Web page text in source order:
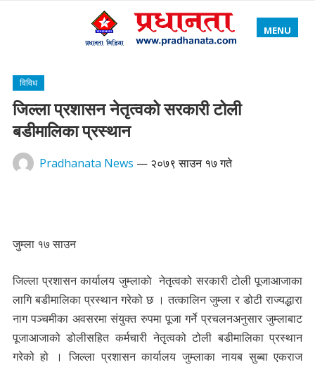
MENU
विविध
जिल्ला प्रशासन नेतृत्वको सरकारी टोली
बडीमालिका प्रस्थान
Pradhanata News — २०७९ साउन १७ गते
जुम्ला १७ साउन
जिल्ला प्रशासन कार्यालय जुम्लाकाे नेतृत्वको सरकारी टोली पूजाआजाका
लागि बडीमालिका प्रस्थान गरेको छ । तत्कालिन जुम्ला र डोटी राज्यद्धारा
नाग पञ्चमीका अवसरमा संयुक्त रुपमा पूजा गर्ने प्रचलनअनुसार जुम्लाबाट
पूजाआजाको डोलीसहित कर्मचारी नेतृत्वको टोली बडीमालिका प्रस्थान
गरेको हो । जिल्ला प्रशासन कार्यालय जुम्लाका नायब सुब्बा एकराज